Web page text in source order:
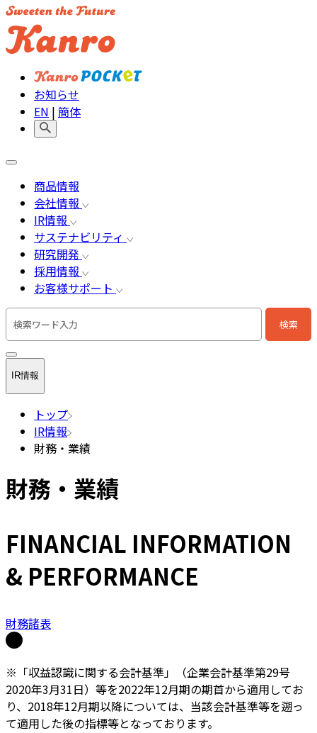
お知らせ
EN | 簡体
商品情報
会社情報
IR情報
サステナビリティ
研究開発
採用情報
お客様サポート
検索キーワード入力 検索
IR情報
トップ
IR情報
財務・業績
財務・業績
FINANCIAL INFORMATION
& PERFORMANCE
財務諸表
※「収益認識に関する会計基準」（企業会計基準第29号
2020年3月31日）等を2022年12月期の期首から適用してお
り、2018年12月期以降については、当該会計基準等を遡っ
て適用した後の指標等となっております。